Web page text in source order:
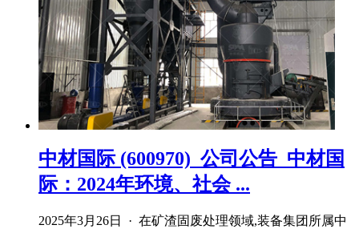
中材国际 (600970)_公司公告_中材国
际：2024年环境、社会 ...
2025年3月26日 · 在矿渣固废处理领域,装备集团所属中